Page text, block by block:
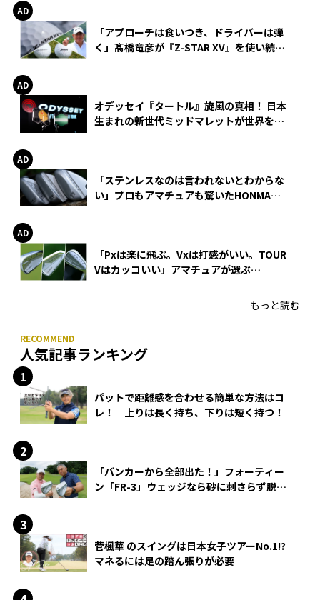
「アプローチは食いつき、ドライバーは弾
く」髙橋竜彦が『Z-STAR XV』を使い続け
オデッセイ『タートル』旋風の真相！ 日本
生まれの新世代ミッドマレットが世界を席
「ステンレスなのは言われないとわからな
い」プロもアマチュアも驚いたHONMA
「Pxは楽に飛ぶ。Vxは打感がいい。TOUR
Vはカッコいい」アマチュアが選ぶ
もっと読む
人気記事ランキング
パットで距離感を合わせる簡単な方法はコ
レ！ 上りは長く持ち、下りは短く持つ！
「バンカーから全部出た！」フォーティー
ン「FR-3」ウェッジなら砂に刺さらず脱出
菅楓華 のスイングは日本女子ツアーNo.1!?
マネるには足の踏ん張りが必要